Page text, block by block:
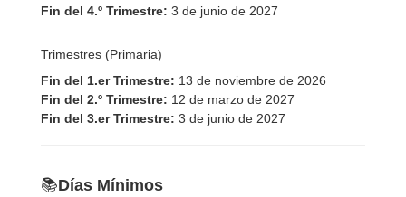
Fin del 4.º Trimestre: 3 de junio de 2027
Trimestres (Primaria)
Fin del 1.er Trimestre: 13 de noviembre de 2026
Fin del 2.º Trimestre: 12 de marzo de 2027
Fin del 3.er Trimestre: 3 de junio de 2027
📚Días Mínimos